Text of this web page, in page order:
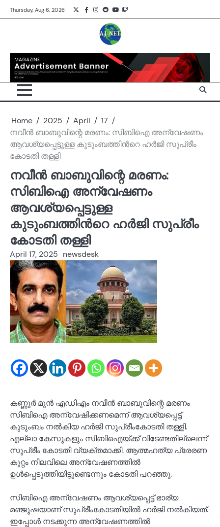
to
Thursday, Aug 6, 2026 Twitter
Facebook
Instagram
RedditYouTube
Home 2025 April
17
നവീൻ ബാബുവിന്റെ മരണം: സിബിഐ അന്വേഷണം
ആവശ്യപ്പെട്ടുള്ള കുടുംബത്തിന്‍റെ ഹർജി സുപ്രീം
കോടതി തള്ളി
നവീൻ ബാബുവിന്റെ മരണം:
സിബിഐ അന്വേഷണം
ആവശ്യപ്പെട്ടുള്ള
കുടുംബത്തിന്‍റെ ഹർജി സുപ്രീം
കോടതി തള്ളി
April 17, 2025 newsdesk
കണ്ണൂർ മുൻ എഡിഎം നവീൻ ബാബുവിന്റെ മരണം
സിബിഐ അന്വേഷിക്കണമെന്ന് ആവശ്യപ്പെട്ട്
കുടുംബം നൽകിയ ഹർജി സുപ്രീംകോടതി തള്ളി.
എല്ലാ കേസുകളും സിബിഐയ്ക്ക് വിടേണ്ടതില്ലെന്ന്
സുപ്രീം കോടതി വ്യക്തമാക്കി. ആത്മഹത്യ പ്രേരണ
കുറ്റം നിലവിലെ അന്വേഷണത്തിൽ
ഉൾപ്പെടുത്തിയിട്ടുണ്ടെന്നും കോടതി പറഞ്ഞു.
സിബിഐ അന്വേഷണം ആവശ്യപ്പെട്ട് ഭാര്യ
മഞ്ജുഷയാണ് സുപ്രീംകോടതിയിൽ ഹർജി നൽകിയത്.
ഇപ്പോൾ നടക്കുന്ന അന്വേഷണത്തിൽ